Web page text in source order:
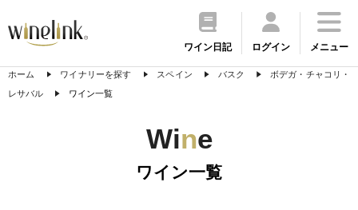
ワイン日記 ログイン メニュー
ホーム ワイナリーを探す スペイン バスク
ボデガ・チャコリ・
レサバル
ワイン一覧
Wine
ワイン一覧